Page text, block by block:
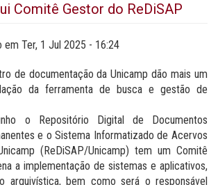
Comitê Gestor do ReDiSAP
em Ter, 1 Jul 2025 - 16:24
de documentação da Unicamp dão mais um
da ferramenta de busca e gestão de
o Repositório Digital de Documentos
e o Sistema Informatizado de Acervos
(ReDiSAP/Unicamp) tem um Comitê
a implementação de sistemas e aplicativos,
arquivística, bem como será o responsável